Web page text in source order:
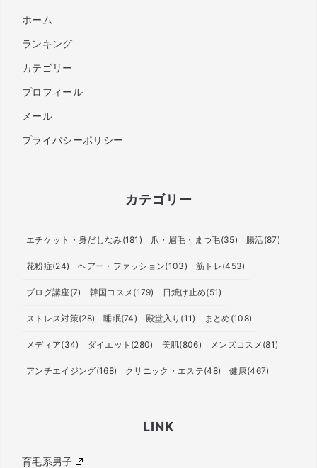
ホーム
ランキング
カテゴリー
プロフィール
メール
プライバシーポリシー
カテゴリー
エチケット・身だしなみ(181) 爪・眉毛・まつ毛(35) 腸活(87)
花粉症(24) ヘアー・ファッション(103) 筋トレ(453)
ブログ講座(7) 韓国コスメ (179) 日焼け止め(51)
ストレス対策(28) 睡眠(74) 殿堂入り (11) まとめ (108)
メディア(34) ダイエット (280) 美肌(806) メンズコスメ (81)
アンチエイジング(168) クリニック・エステ(48) 健康(467)
LINK
育毛系男子